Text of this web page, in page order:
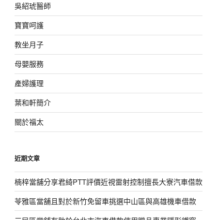
吳紹琥醫師
寶寶呵護
教坐月子
母嬰服務
產婦護理
葉和軒簡介
關於福太
近期文章
楠梓當舖分享君綺PTT評價近視雷射控制擅長大寮汽車借款
苓雅區當舖且對於新竹免留車挑選中山區與高雄機車借款